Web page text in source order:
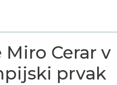
Cerar v
prvak